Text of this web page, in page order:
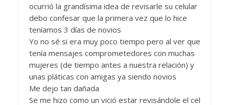
ocurrió la grandísima idea de revisarle su celular
debo confesar que la primera vez que lo hice
teníamos 3 días de novios
Yo no sé si era muy poco tiempo pero al ver que
tenía mensajes comprometedores con muchas
mujeres (de tiempo antes a nuestra relación) y
unas pláticas con amigas ya siendo novios
Me dejo tan dañada
Se me hizo como un vició estar revisándole el cel